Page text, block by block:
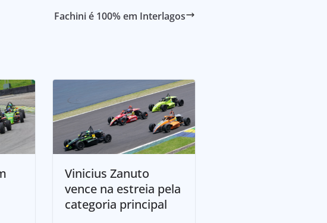
Fachini é 100% em Interlagos
Vinicius Zanuto
vence na estreia pela
categoria principal